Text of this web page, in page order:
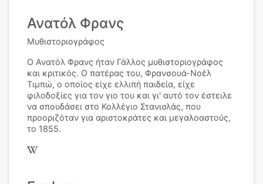
Ανατόλ Φρανς
Μυθιστοριογράφος
Ο Ανατόλ Φρανς ήταν Γάλλος μυθιστοριογράφος
και κριτικός. Ο πατέρας του, Φρανσουά-Νοέλ
Τιμπώ, ο οποίος είχε ελλιπή παιδεία, είχε
φιλοδοξίες για τον γιο του και γι' αυτό τον έστειλε
να σπουδάσει στο Κολλέγιο Στανισλάς, που
προοριζόταν για αριστοκράτες και μεγαλοαστούς,
το 1855.